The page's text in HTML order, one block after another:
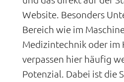
Website. Besonders
Bereich wie im
Medizintechnik oder im
verpassen hier häufig
Potenzial. Dabei ist die